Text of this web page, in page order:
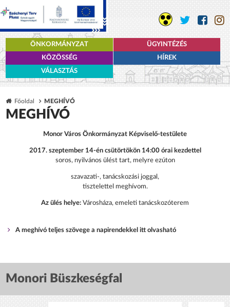
ÖNKORMÁNYZAT
ÜGYINTÉZÉS
KÖZÖSSÉG
HÍREK
VÁLASZTÁS
Főoldal MEGHÍVÓ
MEGHÍVÓ
Monor Város Önkormányzat Képviselő-testülete
2017. szeptember 14-én csütörtökön 14:00 órai kezdettel
soros, nyilvános ülést tart, melyre ezúton
szavazati-, tanácskozási joggal,
tisztelettel meghívom.
Az ülés helye: Városháza, emeleti tanácskozóterem
A meghívó teljes szövege a napirendekkel itt olvasható
Monori Büszkeségfal